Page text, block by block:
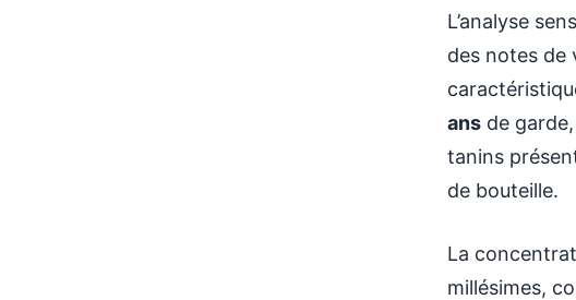
L’analyse
des notes de
ans de
tanins
de bouteille.
La
millésimes,